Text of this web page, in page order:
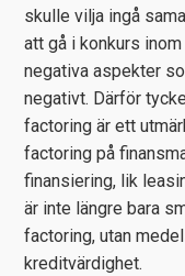
skulle vilja ingå
att gå i konkurs
negativa aspekter
negativt. Därför
factoring är ett
factoring på
finansiering, lik
är inte längre bara
factoring, utan
kreditvärdighet.